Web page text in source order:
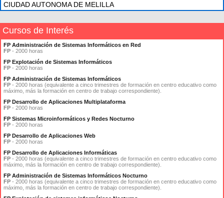
CIUDAD AUTONOMA DE MELILLA
Cursos de Interés
FP Administración de Sistemas Informáticos en Red
FP - 2000 horas
FP Explotación de Sistemas Informáticos
FP - 2000 horas
FP Administración de Sistemas Informáticos
FP - 2000 horas (equivalente a cinco trimestres de formación en centro educativo como
máximo, más la formación en centro de trabajo correspondiente).
FP Desarrollo de Aplicaciones Multiplataforma
FP - 2000 horas
FP Sistemas Microinformáticos y Redes Nocturno
FP - 2000 horas
FP Desarrollo de Aplicaciones Web
FP - 2000 horas
FP Desarrollo de Aplicaciones Informáticas
FP - 2000 horas (equivalente a cinco trimestres de formación en centro educativo como
máximo, más la formación en centro de trabajo correspondiente).
FP Administración de Sistemas Informáticos Nocturno
FP - 2000 horas (equivalente a cinco trimestres de formación en centro educativo como
máximo, más la formación en centro de trabajo correspondiente).